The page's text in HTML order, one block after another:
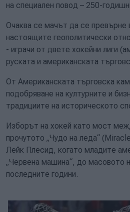
на специален повод – 250-
Очаква се мачът да се превърне
настоящите геополитически
- играчи от двете хокейни лиги
руската и американската
От Американската търговска
подобряване на културните и
традициите на историческото
Изборът на хокей като мост
прочутото „Чудо на леда“
Лейк Плесид, когато младите
„Червена машина“, до масовото
последните години.